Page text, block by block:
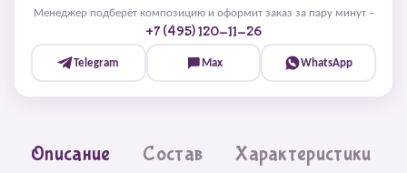
Менеджер подберёт композицию и оформит заказ за пару минут –
+7 (495) 120-11-26
Telegram Max WhatsApp
Описание Состав Характеристики